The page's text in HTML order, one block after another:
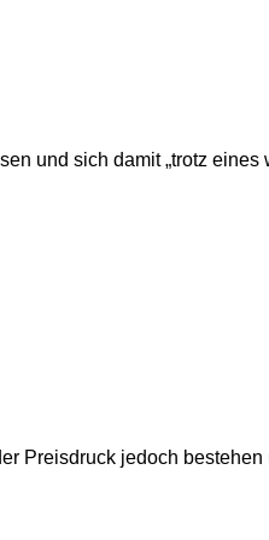
und sich damit „trotz eines
Preisdruck jedoch